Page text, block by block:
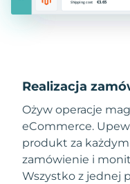
Realizacja
Ożyw operacje
eCommerce.
produkt za
zamówienie i
Wszystko z jednej